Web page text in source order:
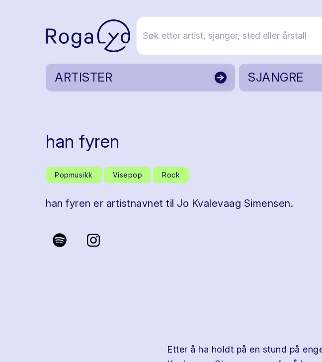
ARTISTER SJANGRE
han fyren
Popmusikk Visepop Rock
han fyren er artistnavnet til Jo Kvalevaag Simensen.
Etter å ha holdt på en stund på